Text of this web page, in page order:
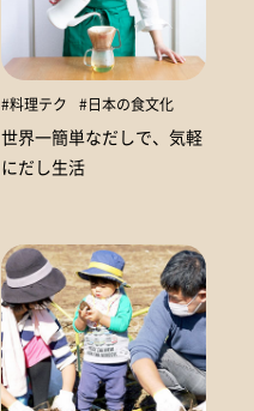
#料理テク #日本の食文化
世界一簡単なだしで、気軽
にだし生活